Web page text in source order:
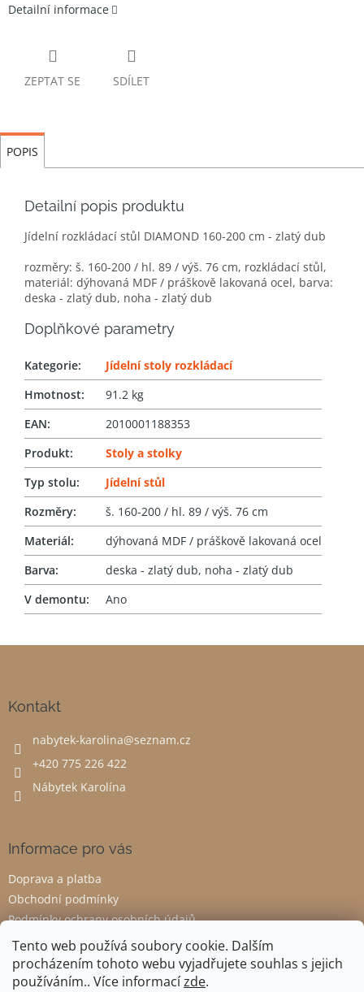
Tento web používá soubory cookie. Dalším
procházením tohoto webu vyjadřujete souhlas s jejich
používáním.. Více informacízde.
Detailní informace
ZEPTAT SE SDÍLET
POPIS
Detailní popis produktu
Jídelní rozkládací stůl DIAMOND 160-200 cm - zlatý dub
rozměry: š. 160-200 / hl. 89 / výš. 76 cm, rozkládací stůl,
materiál: dýhovaná MDF / práškově lakovaná ocel, barva:
deska - zlatý dub, noha - zlatý dub
Doplňkové parametry
Kategorie:
Jídelní stoly rozkládací
Hmotnost:
91.2 kg
EAN:
2010001188353
Produkt:
Stoly a stolky
Typ stolu:
Jídelní stůl
Rozměry:
š. 160-200 / hl. 89 / výš. 76 cm
Materiál:
dýhovaná MDF / práškově lakovaná ocel
Barva:
deska - zlatý dub, noha - zlatý dub
V demontu: Ano
Kontakt
nabytek-karolina@seznam.cz
+420 775 226 422
Nábytek Karolína
Informace pro vás
Doprava a platba
Obchodní podmínky
Podmínky ochrany osobních údajů
Odstoupení od smlouvy